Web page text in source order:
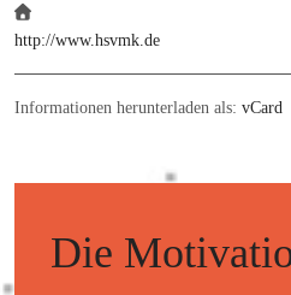
Website:
http://www.hsvmk.de
Informationen herunterladen als: vCard
Die